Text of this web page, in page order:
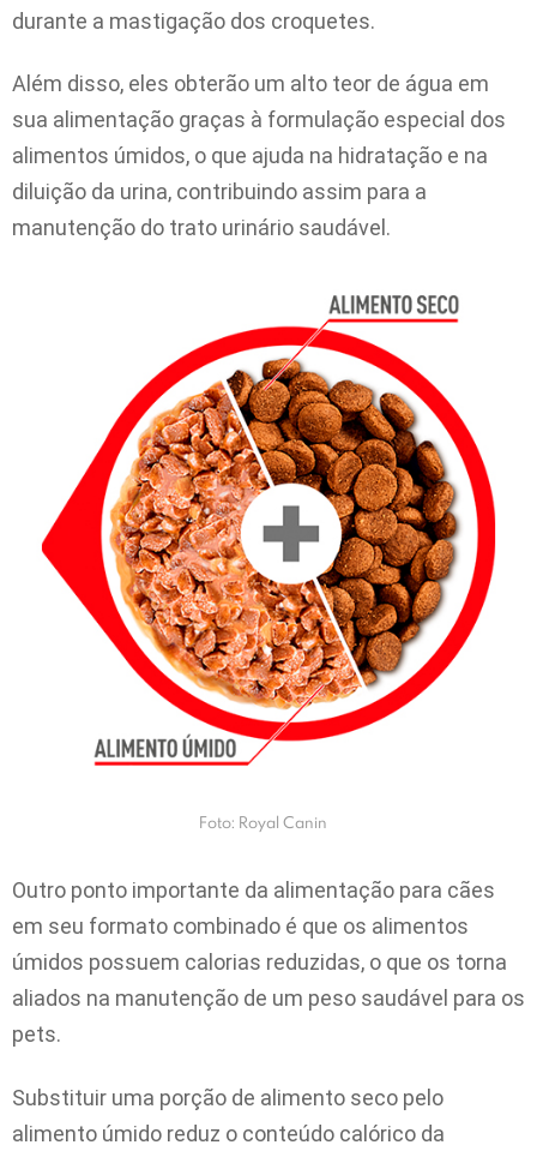
durante a mastigação dos croquetes.
Além disso, eles obterão um alto teor de água em
sua alimentação graças à formulação especial dos
alimentos úmidos, o que ajuda na hidratação e na
diluição da urina, contribuindo assim para a
manutenção do trato urinário saudável.
Foto: Royal Canin
Outro ponto importante da alimentação para cães
em seu formato combinado é que os alimentos
úmidos possuem calorias reduzidas, o que os torna
aliados na manutenção de um peso saudável para os
pets.
Substituir uma porção de alimento seco pelo
alimento úmido reduz o conteúdo calórico da